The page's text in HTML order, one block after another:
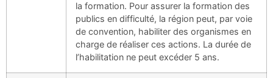
la formation. Pour assurer la formation des
publics en difficulté, la région peut, par voie
de convention, habiliter des organismes en
charge de réaliser ces actions. La durée de
l’habilitation ne peut excéder 5 ans.